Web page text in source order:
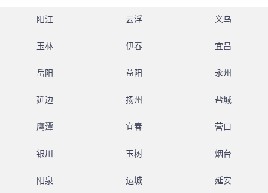
阳江 云浮 义乌
玉林 伊春 宜昌
岳阳 益阳 永州
延边 扬州 盐城
鹰潭 宜春 营口
银川 玉树 烟台
阳泉 运城 延安